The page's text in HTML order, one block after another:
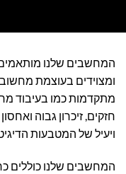
המחשבים שלנו
ומצוידים בעוצמת
מתקדמות כמו בעיבוד
חזקים, זיכרון גבוה
ויעיל של המטבעות
המחשבים שלנו כוללים